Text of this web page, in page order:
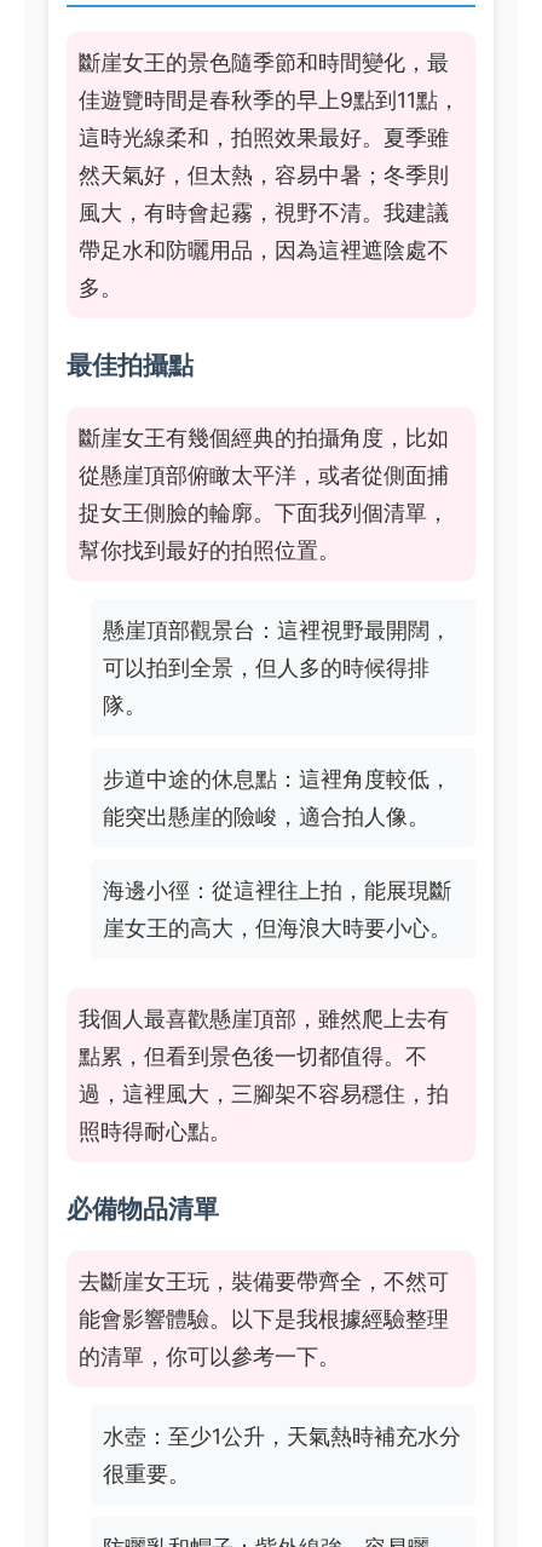
斷崖女王的景色隨季節和時間變化，最
佳遊覽時間是春秋季的早上9點到11點，
這時光線柔和，拍照效果最好。夏季雖
然天氣好，但太熱，容易中暑；冬季則
風大，有時會起霧，視野不清。我建議
帶足水和防曬用品，因為這裡遮陰處不
多。
最佳拍攝點
斷崖女王有幾個經典的拍攝角度，比如
從懸崖頂部俯瞰太平洋，或者從側面捕
捉女王側臉的輪廓。下面我列個清單，
幫你找到最好的拍照位置。
懸崖頂部觀景台：這裡視野最開闊，
可以拍到全景，但人多的時候得排
隊。
步道中途的休息點：這裡角度較低，
能突出懸崖的險峻，適合拍人像。
海邊小徑：從這裡往上拍，能展現斷
崖女王的高大，但海浪大時要小心。
我個人最喜歡懸崖頂部，雖然爬上去有
點累，但看到景色後一切都值得。不
過，這裡風大，三腳架不容易穩住，拍
照時得耐心點。
必備物品清單
去斷崖女王玩，裝備要帶齊全，不然可
能會影響體驗。以下是我根據經驗整理
的清單，你可以參考一下。
水壺：至少1公升，天氣熱時補充水分
很重要。